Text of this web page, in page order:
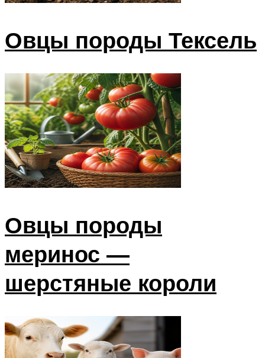
Овцы породы Тексель
Овцы породы
меринос —
шерстяные короли